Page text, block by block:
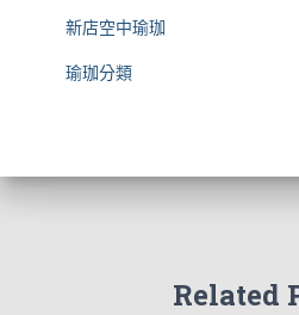
新店空中瑜珈
瑜珈分類
Related